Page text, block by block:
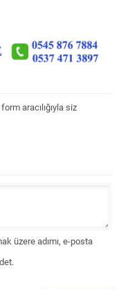
aracılığıyla siz
üzere adımı, e-posta